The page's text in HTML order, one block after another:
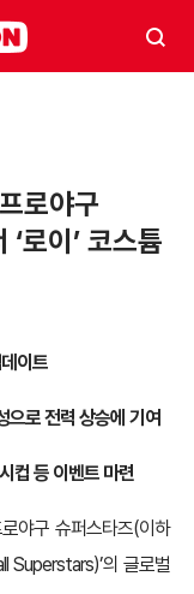
로야구
로이’ 코스튬
이트
으로 전력 상승에 기여
컵 등 이벤트 마련
야구 슈퍼스타즈(이하
Superstars)’의 글로벌